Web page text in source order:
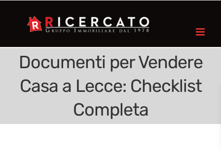
Documenti per Vendere
Casa a Lecce: Checklist
Completa